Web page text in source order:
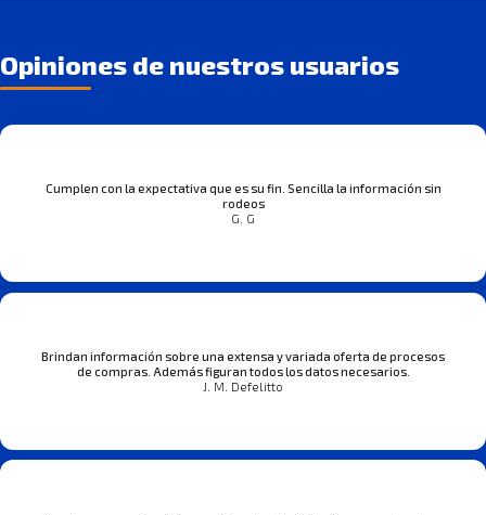
Opiniones de nuestros usuarios
Cumplen con la expectativa que es su fin. Sencilla la información sin
rodeos
G. G
Brindan información sobre una extensa y variada oferta de procesos
de compras. Además figuran todos los datos necesarios.
J. M. Defelitto